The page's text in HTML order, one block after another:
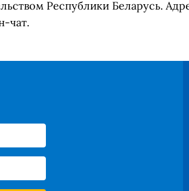
Республики Беларусь.
чат.